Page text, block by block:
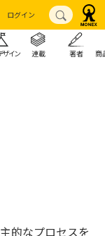
ログイン
ザイン 連載 著者 商
的なプロセスを